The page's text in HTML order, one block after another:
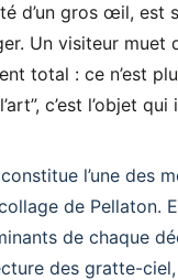
d’un gros œil, est
Un visiteur muet
total : ce n’est
c’est l’objet
l’une des
de Pellaton.
de chaque
des gratte-